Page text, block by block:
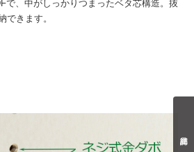
で、中がしっかりつまったベタ芯構造。抜
できます。